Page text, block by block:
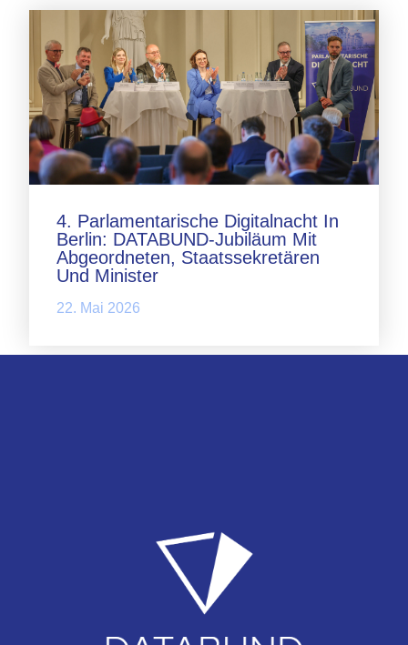
4. Parlamentarische Digitalnacht In
Berlin: DATABUND-Jubiläum Mit
Abgeordneten, Staatssekretären
Und Minister
22. Mai 2026